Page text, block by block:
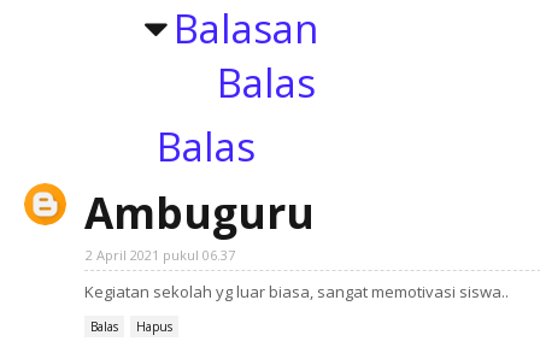
Balasan
Balas
Balas
Ambuguru
2 April 2021 pukul 06.37
Kegiatan sekolah yg luar biasa, sangat memotivasi siswa..
Balas Hapus